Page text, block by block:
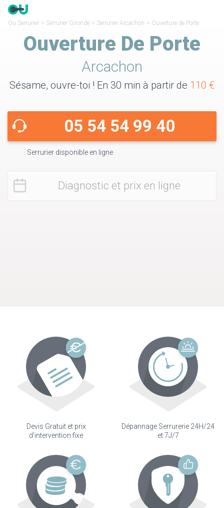
Ou Serrurier > Serrurier Gironde > Serrurier Arcachon > Ouverture de Porte
Arcachon
Ouverture De Porte
Arcachon
Sésame, ouvre-toi ! En 30 min à partir de 110 €
05 54 54 99 40
Serrurier disponible en ligne
Diagnostic et prix en ligne
Devis Gratuit et prix
d'intervention fixe
Dépannage Serrurerie 24H/24
et 7J/7